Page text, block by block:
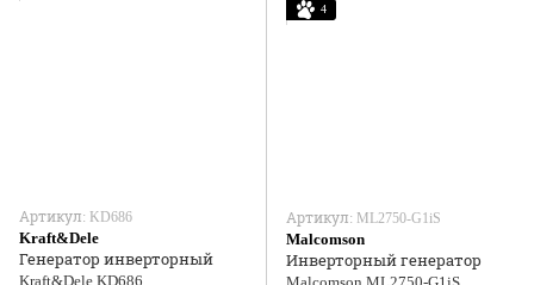
Артикул: KD686
Kraft&Dele
Генератор инверторный
Kraft&Dele KD686
4
Артикул: ML2750-G1iS
Malcomson
Инверторный генератор